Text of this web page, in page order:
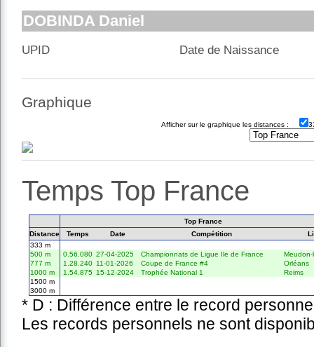
DOBINDA Daniel
UPID Date de Naissance
Graphique
Afficher sur le graphique les distances :
Temps Top France
Top France
Distance
Temps Date Compétition
333 m
500 m
0.56.080 27-04-2025 Championnats de Ligue Ile de France
Meudon-
777 m
1.28.240 11-01-2026 Coupe de France #4
Orléans
1000 m
1.54.875 15-12-2024 Trophée National 1
Reims
1500 m
3000 m
* D : Différence entre le record
Les records personnels ne sont